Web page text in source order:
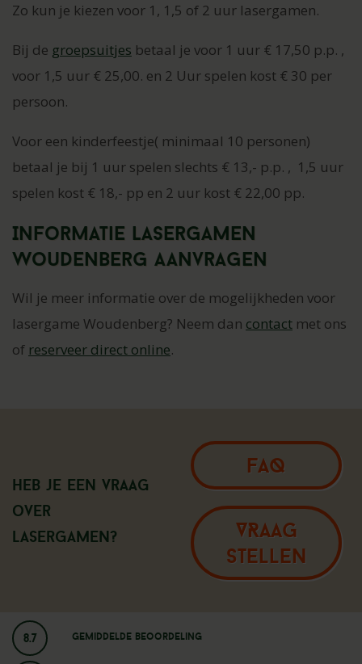
Zo kun je kiezen voor 1, 1,5 of 2 uur lasergamen.
Bij de groepsuitjes betaal je voor 1 uur € 17,50 p.p. ,
voor 1,5 uur € 25,00. en 2 Uur spelen kost € 30 per
persoon.
Voor een kinderfeestje( minimaal 10 personen)
betaal je bij 1 uur spelen slechts € 13,- p.p. , 1,5 uur
spelen kost € 18,- pp en 2 uur kost € 22,00 pp.
Informatie lasergamen
Woudenberg aanvragen
Wil je meer informatie over de mogelijkheden voor
lasergame Woudenberg? Neem dan contact met ons
of reserveer direct online.
Heb je een vraag
over
Lasergamen?
FAQ
VRAAG
STELLEN
8.7 Gemiddelde beoordeling